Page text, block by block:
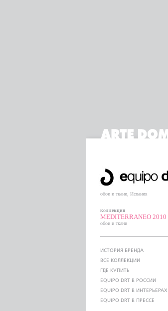
обои и ткани, Испания
коллекция
MEDITERRANEO 2010
обои и ткани
ИСТОРИЯ БРЕНДА
ВСЕ КОЛЛЕКЦИИ
ГДЕ КУПИТЬ
EQUIPO DRT В РОССИИ
EQUIPO DRT В ИНТЕРЬЕРАХ
EQUIPO DRT В ПРЕССЕ